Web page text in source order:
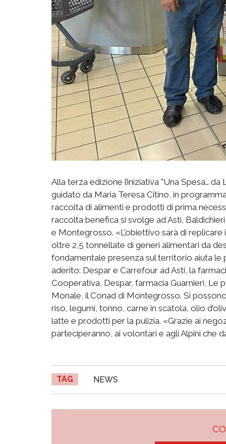
Alla terza edizione l’iniziativa "Una Spesa… da
guidato da Maria Teresa Citino, in
raccolta di alimenti e prodotti di prima
raccolta benefica si svolge ad Asti,
e Montegrosso. «L’obiettivo sarà di
oltre 2,5 tonnellate di generi alimentari da
fondamentale presenza sul territorio aiuta le
aderito: Despar e Carrefour ad Asti, la
Cooperativa, Despar, farmacia Guarnieri,
Monale, il Conad di Montegrosso. Si
riso, legumi, tonno, carne in scatola, olio
latte e prodotti per la pulizia. «Grazie ai
parteciperanno, ai volontari e agli Alpini che
TAG NEWS